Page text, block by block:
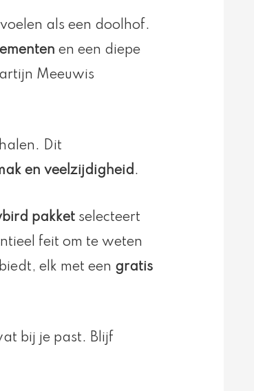
als een doolhof.
en een diepe
Meeuwis
Dit
en veelzijdigheid.
pakket selecteert
feit om te weten
biedt, elk met een gratis
bij je past. Blijf